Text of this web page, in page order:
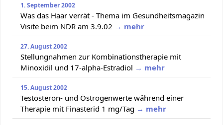
1. September 2002
Was das Haar verrät - Thema im Gesundheitsmagazin
Visite beim NDR am 3.9.02 → mehr
27. August 2002
Stellungnahmen zur Kombinationstherapie mit
Minoxidil und 17-alpha-Estradiol → mehr
15. August 2002
Testosteron- und Östrogenwerte während einer
Therapie mit Finasterid 1 mg/Tag → mehr